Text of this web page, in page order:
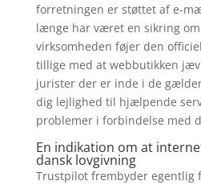
forretningen er støttet af e-
længe har været en sikring
virksomheden føjer den
tillige med at webbutikken
jurister der er inde i de
dig lejlighed til hjælpende
problemer i forbindelse med
En indikation om at
dansk lovgivning
Trustpilot frembyder egentlig